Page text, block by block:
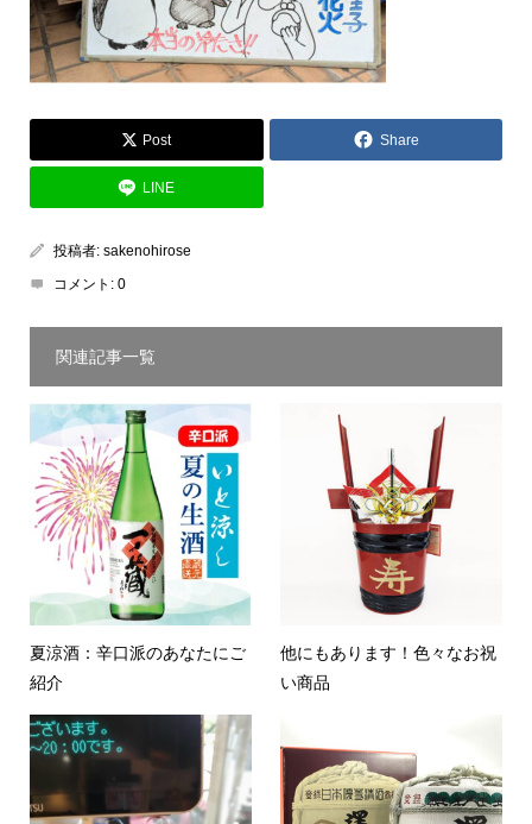
Post Share
LINE
投稿者: sakenohirose
コメント: 0
関連記事一覧
夏涼酒：辛口派のあなたにご
紹介
他にもあります！色々なお祝
い商品